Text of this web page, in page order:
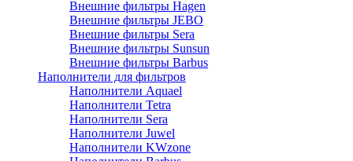
Внешние фильтры Hagen
Внешние фильтры JEBO
Внешние фильтры Sera
Внешние фильтры Sunsun
Внешние фильтры Barbus
Наполнители для фильтров
Наполнители Aquael
Наполнители Tetra
Наполнители Sera
Наполнители Juwel
Наполнители KWzone